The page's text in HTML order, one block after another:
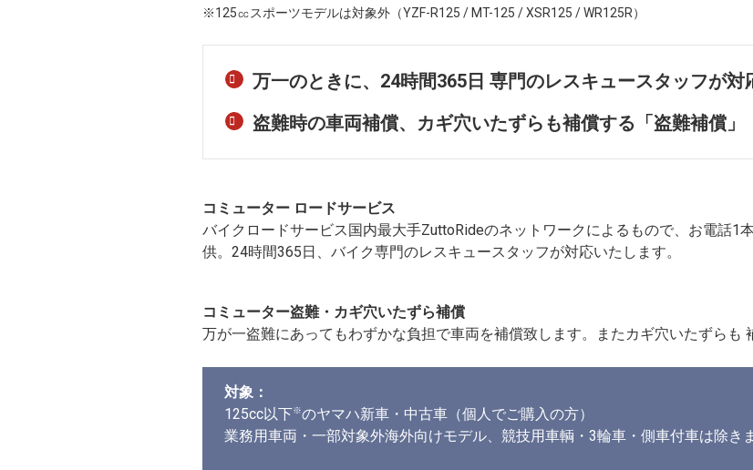
※125㏄スポーツモデルは対象外（YZF-R125 / MT-125 / XSR125 / WR125R）
万一のときに、24時間365日 専門のレスキュースタッフが対
盗難時の車両補償、カギ穴いたずらも補償する「盗難補償」
コミューター ロードサービス
バイクロードサービス国内最大手ZuttoRideのネットワークによるもので、お電話1
供。24時間365日、バイク専門のレスキュースタッフが対応いたします。
コミューター盗難・カギ穴いたずら補償
万が一盗難にあってもわずかな負担で車両を補償致します。またカギ穴いたずらも
対象：
125cc以下※のヤマハ新車・中古車（個人でご購入の方）
業務用車両・一部対象外海外向けモデル、競技用車輌・3輪車・側車付車は除きま